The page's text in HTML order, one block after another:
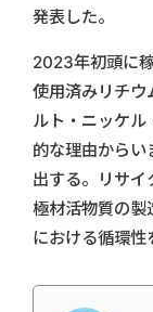
発表した。
2023年初頭に
使用済みリチウ
ルト・ニッケ
的な理由から
出する。リサ
極材活物質の製
における循環性